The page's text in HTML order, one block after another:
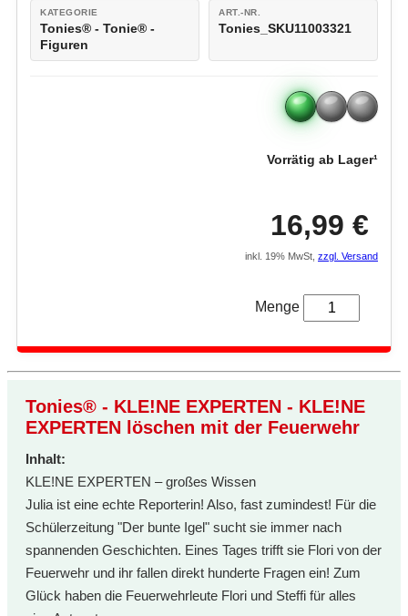
KATEGORIE
Tonies® - Tonie® -
Figuren
ART.-NR.
Tonies_SKU11003321
Vorrätig ab Lager¹
16,99 €
inkl. 19% MwSt, zzgl. Versand
Menge
Tonies® - KLE!NE EXPERTEN - KLE!NE
EXPERTEN löschen mit der Feuerwehr
Inhalt:
KLE!NE EXPERTEN – großes Wissen
Julia ist eine echte Reporterin! Also, fast zumindest! Für die
Schülerzeitung "Der bunte Igel" sucht sie immer nach
spannenden Geschichten. Eines Tages trifft sie Flori von der
Feuerwehr und ihr fallen direkt hunderte Fragen ein! Zum
Glück haben die Feuerwehrleute Flori und Steffi für alles